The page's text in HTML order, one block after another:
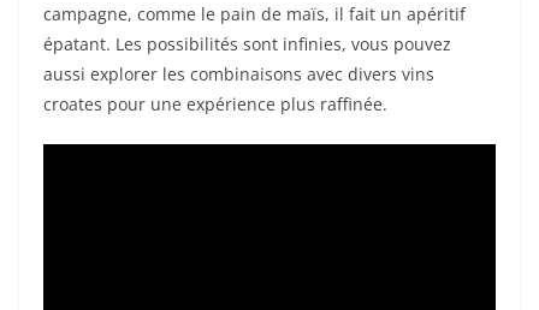
campagne, comme le pain de maïs, il fait un apéritif
épatant. Les possibilités sont infinies, vous pouvez
aussi explorer les combinaisons avec divers vins
croates pour une expérience plus raffinée.